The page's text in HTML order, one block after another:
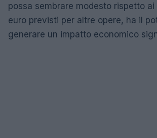
possa sembrare modesto rispetto
euro previsti per altre opere, ha il
generare un impatto economico